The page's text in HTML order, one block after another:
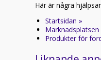
Här är några
Startsidan »
Marknadsplatsen
Produkter för